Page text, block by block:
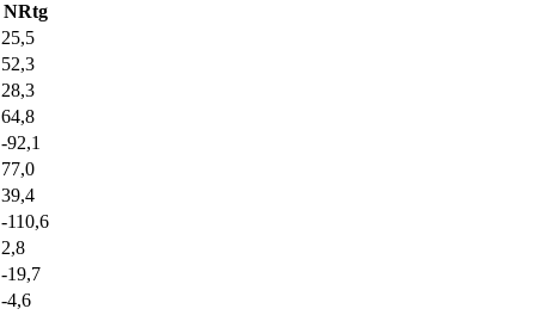
NRtg
25,5
52,3
28,3
64,8
-92,1
77,0
39,4
-110,6
2,8
-19,7
-4,6